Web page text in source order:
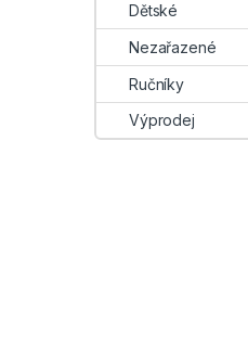
Dětské
Nezařazené
Ručníky
Výprodej